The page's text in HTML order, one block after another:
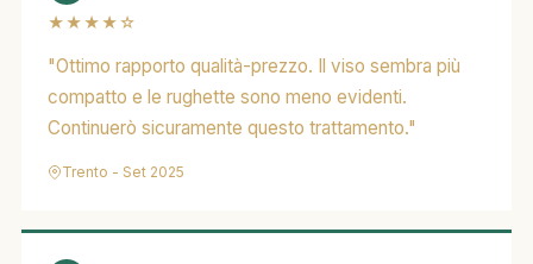
★★★★☆
"Ottimo rapporto qualità-prezzo. Il viso sembra più
compatto e le rughette sono meno evidenti.
Continuerò sicuramente questo trattamento."
Trento - Set 2025